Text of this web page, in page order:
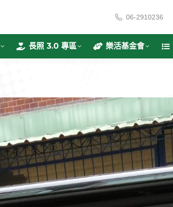
06-2910236
長照 3.0 專區 樂活基金會